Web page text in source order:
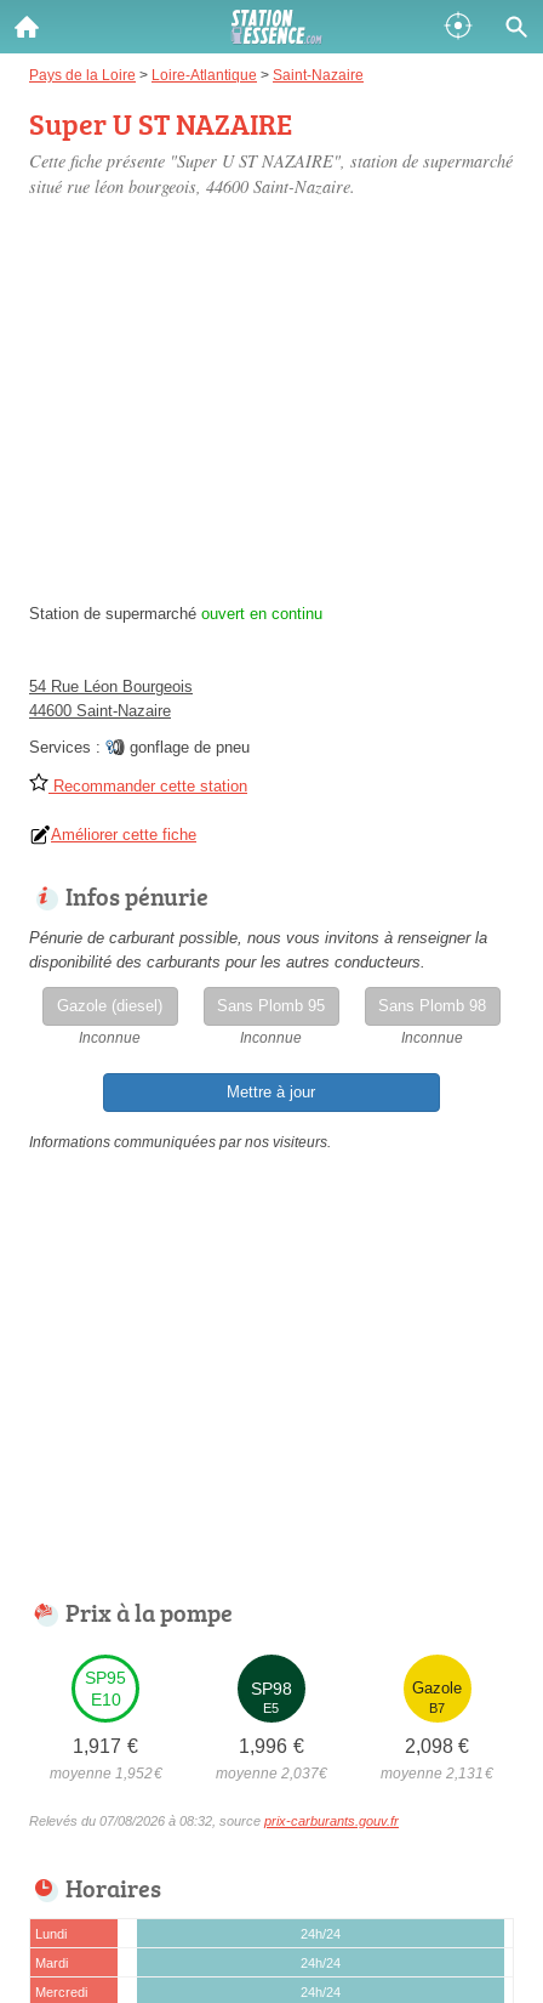
Pays de la Loire > Loire-Atlantique > Saint-Nazaire
Super U ST NAZAIRE
Cette fiche présente "Super U ST NAZAIRE", station de supermarché
situé rue léon bourgeois, 44600 Saint-Nazaire.
Station de supermarché ouvert en continu
54 Rue Léon Bourgeois
44600 Saint-Nazaire
Services :
gonflage de pneu
Recommander cette station
Améliorer cette fiche
Infos pénurie
Pénurie de carburant possible, nous vous invitons à renseigner la
disponibilité des carburants pour les autres conducteurs.
Gazole (diesel)
Inconnue
Sans Plomb 95
Inconnue
Sans Plomb 98
Inconnue
Mettre à jour
Informations communiquées par nos visiteurs.
Prix à la pompe
SP95
E10
1,917 €
moyenne 1,952€
SP98
E5
1,996 €
moyenne 2,037€
Gazole
B7
2,098 €
moyenne 2,131€
Relevés du 07/08/2026 à 08:32, source prix-carburants.gouv.fr
Horaires
Lundi
24h/24
Mardi
24h/24
Mercredi
24h/24
Gazole :
Disponible
SP 98 :